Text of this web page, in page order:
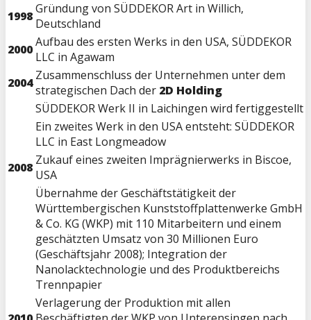
1998Gründung von SÜDDEKOR Art in Willich,
Deutschland
2000Aufbau des ersten Werks in den USA, SÜDDEKOR
LLC in Agawam
2004 Zusammenschluss der Unternehmen unter dem
strategischen Dach der 2D Holding
SÜDDEKOR Werk II in Laichingen wird fertiggestellt
Ein zweites Werk in den USA entsteht: SÜDDEKOR
LLC in East Longmeadow
2008 Zukauf eines zweiten Imprägnierwerks in Biscoe,
USA
Übernahme der Geschäftstätigkeit der
Württembergischen Kunststoffplattenwerke GmbH
& Co. KG (WKP) mit 110 Mitarbeitern und einem
geschätzten Umsatz von 30 Millionen Euro
(Geschäftsjahr 2008); Integration der
Nanolacktechnologie und des Produktbereichs
Trennpapier
Verlagerung der Produktion mit allen